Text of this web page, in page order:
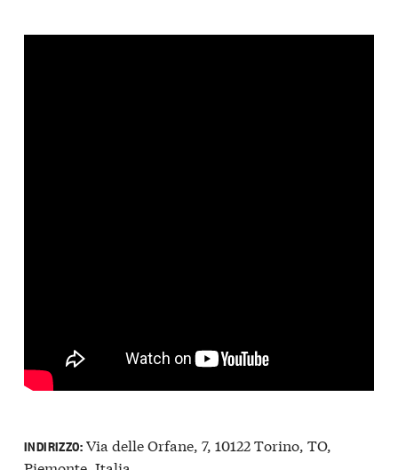
INDIRIZZO:Via delle Orfane, 7, 10122 Torino, TO,